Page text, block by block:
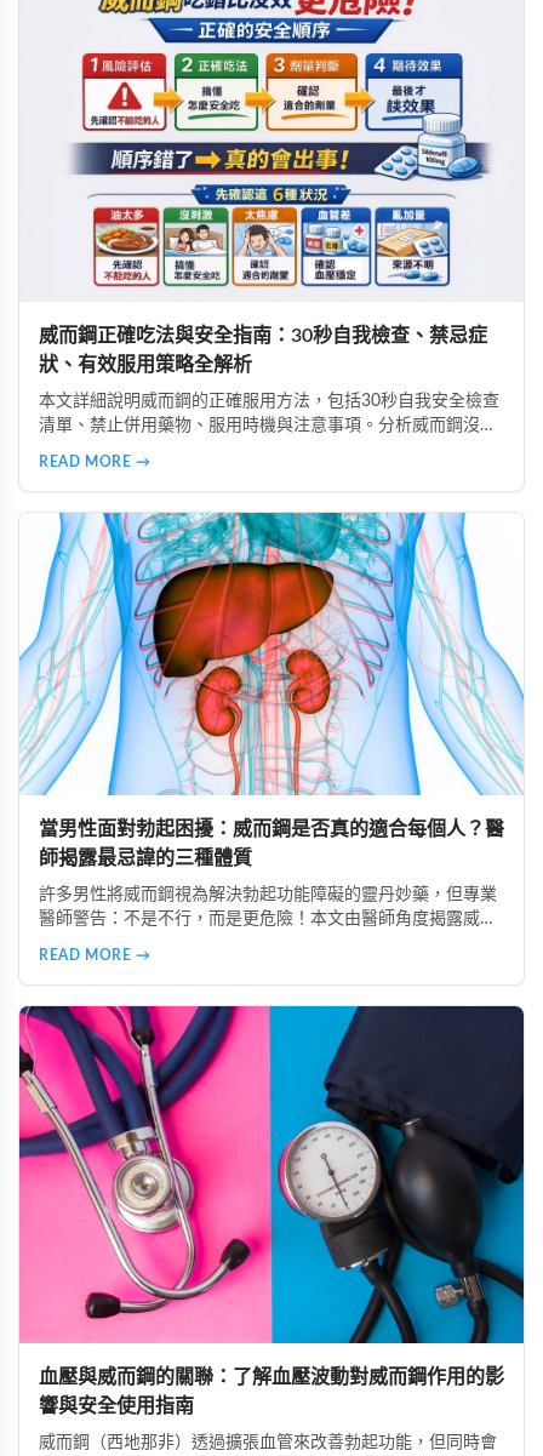
威而鋼正確吃法與安全指南：30秒自我檢查、禁忌症
狀、有效服用策略全解析
本文詳細說明威而鋼的正確服用方法，包括30秒自我安全檢查
清單、禁止併用藥物、服用時機與注意事項。分析威而鋼沒效
READ MORE →
當男性面對勃起困擾：威而鋼是否真的適合每個人？醫
師揭露最忌諱的三種體質
許多男性將威而鋼視為解決勃起功能障礙的靈丹妙藥，但專業
醫師警告：不是不行，而是更危險！本文由醫師角度揭露威而
READ MORE →
血壓與威而鋼的關聯：了解血壓波動對威而鋼作用的影
響與安全使用指南
威而鋼（西地那非）透過擴張血管來改善勃起功能，但同時會